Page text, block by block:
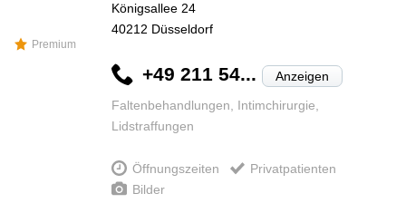
Premium
Königsallee 24
40212 Düsseldorf
+49 211 54... Anzeigen
Faltenbehandlungen, Intimchirurgie,
Lidstraffungen
Öffnungszeiten
Privatpatienten
Bilder